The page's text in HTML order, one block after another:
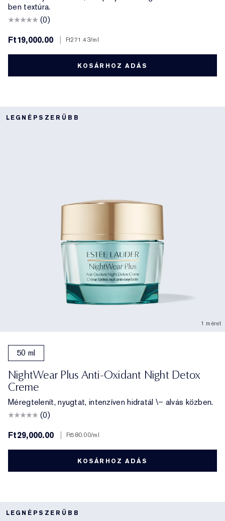
ben textúra.
(0)
Ft19,000.00
Ft271.43/ml
KOSÁRHOZ ADÁS
LEGNÉPSZERŰBB
1 méret
50 ml
NightWear Plus Anti-Oxidant Night Detox
Creme
Méregtelenít, nyugtat, intenzíven hidratál \– alvás közben.
(0)
Ft29,000.00
Ft580.00/ml
KOSÁRHOZ ADÁS
LEGNÉPSZERŰBB